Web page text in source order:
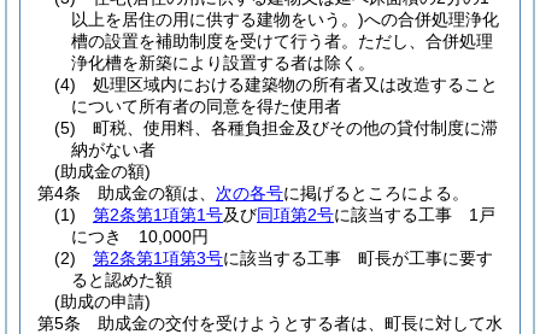
以上を居住の用に供する建物をいう。)への合併処理浄化
槽の設置を補助制度を受けて行う者。 ただし、合併処理
浄化槽を新築により設置する者は除く。
(4)
処理区域内における建築物の所有者又は改造すること
について所有者の同意を得た使用者
(5)
町税、使用料、各種負担金及びその他の貸付制度に滞
納がない者
(助成金の額)
第4条
助成金の額は、 次の各号に掲げるところによる。
(1)
第2条第1項第1号及び同項第2号に該当する工事 1戸
につき 10,000円
(2)
第2条第1項第3号に該当する工事 町長が工事に要す
ると認めた額
(助成の申請)
第5条
助成金の交付を受けようとする者は、町長に対して水